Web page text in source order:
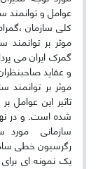
عوامل و توانمند
کلی سازمان
موثر بر توانمند
گمرک ایران می
و عقاید
موثر بر
تاثیر این عوامل
شده است. و در
سازمانی مورد
رگرسیون خطی ساده
یک نمونه ای